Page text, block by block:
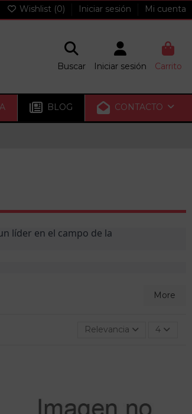
Wishlist (0) Iniciar sesión Mi cuenta
Buscar Iniciar sesión Carrito
CONTACTO
BLOG
líder en el campo de la
More
Relevancia 4